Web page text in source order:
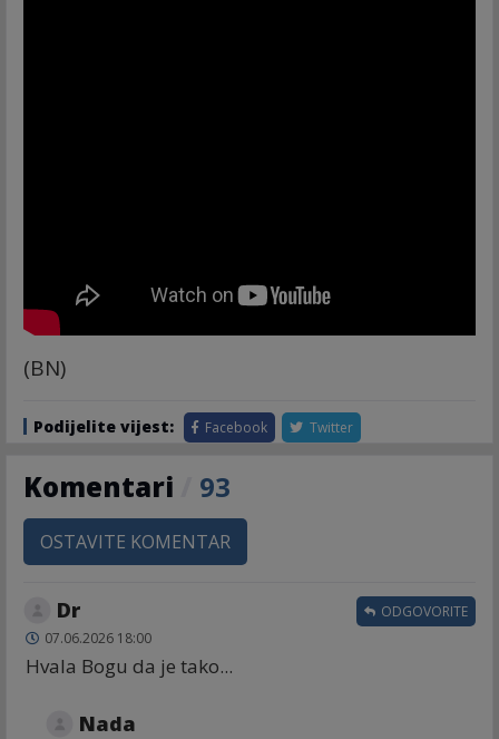
(BN)
Podijelite vijest: Facebook Twitter
Komentari 93
OSTAVITE KOMENTAR
Dr
07.06.2026 18:00
Hvala Bogu da je tako...
ODGOVORITE
Nada